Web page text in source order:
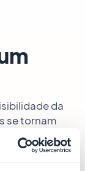
da
se tornam
a um
que